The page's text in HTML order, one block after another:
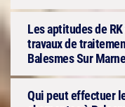
Les aptitudes de
travaux de
Balesmes Sur
Qui peut effectuer